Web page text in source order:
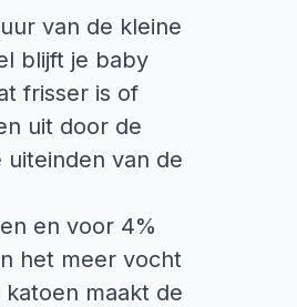
van de kleine
blijft je baby
frisser is of
uit door de
van de
en voor 4%
het meer vocht
maakt de